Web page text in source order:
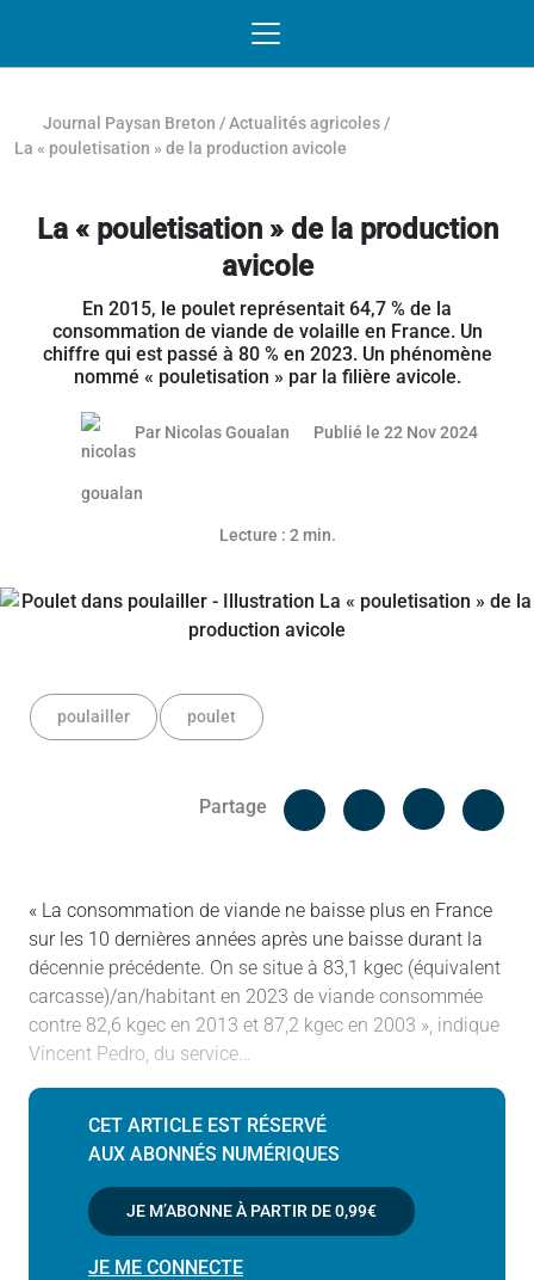
Journal Paysan Breton /Actualités agricoles /
La « pouletisation » de la production avicole
La « pouletisation » de la production
avicole
En 2015, le poulet représentait 64,7 % de la
consommation de viande de volaille en France. Un
chiffre qui est passé à 80 % en 2023. Un phénomène
nommé « pouletisation » par la filière avicole.
Article réservé aux abonnés
Par Nicolas Goualan Publié le 22 Nov 202421
Lecture : 2 min.
poulailler poulet
Partage
Facebook
« La consommation de viande ne baisse plus en France
sur les 10 dernières années après une baisse durant la
décennie précédente. On se situe à 83,1 kgec (équivalent
carcasse)/an/habitant en 2023 de viande consommée
contre 82,6 kgec en 2013 et 87,2 kgec en 2003 », indique
Vincent Pedro, du service…
CET ARTICLE EST RÉSERVÉ
AUX ABONNÉS NUMÉRIQUES
JE M’ABONNE À PARTIR DE0,99€
JE ME CONNECTE